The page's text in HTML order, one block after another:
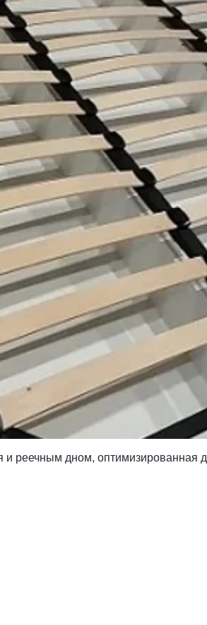
Быстрый просмотр
и реечным дном, оптимизированная